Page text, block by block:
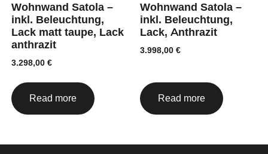
Wohnwand Satola –
inkl. Beleuchtung,
Lack matt taupe, Lack
anthrazit
3.298,00 €
Read more
Wohnwand Satola –
inkl. Beleuchtung,
Lack, Anthrazit
3.998,00 €
Read more